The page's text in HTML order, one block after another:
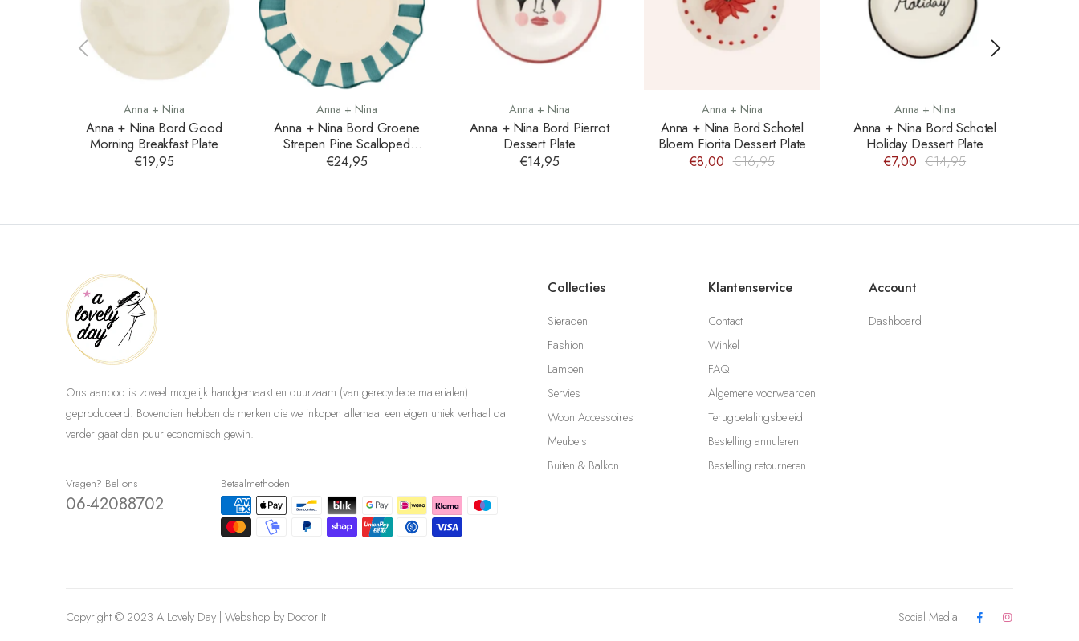
Anna + Nina
Anna + Nina Bord Good
Morning Breakfast Plate
€19,95
Anna + Nina
Anna + Nina Bord Groene
Strepen Pine Scalloped
Dinner Plate
€24,95
Anna + Nina
Anna + Nina Bord Pierrot
Dessert Plate
€14,95
Anna + Nina
Anna + Nina Bord Schotel
Bloem Fiorita Dessert Plate
€8,00 €16,95
Anna + Nina
Anna + Nina Bord Schotel
Holiday Dessert Plate
€7,00 €14,95
Ons aanbod is zoveel mogelijk handgemaakt en duurzaam (van gerecyclede materialen)
geproduceerd. Bovendien hebben de merken die we inkopen allemaal een eigen uniek verhaal dat
verder gaat dan puur economisch gewin.
Vragen? Bel ons
06-42088702
Betaalmethoden
Collecties
Sieraden
Fashion
Lampen
Servies
Woon Accessoires
Meubels
Buiten & Balkon
Klantenservice
Contact
Winkel
FAQ
Algemene voorwaarden
Terugbetalingsbeleid
Bestelling annuleren
Bestelling retourneren
Account
Dashboard
Copyright © 2023 A Lovely Day | Webshop by Doctor It Social Media